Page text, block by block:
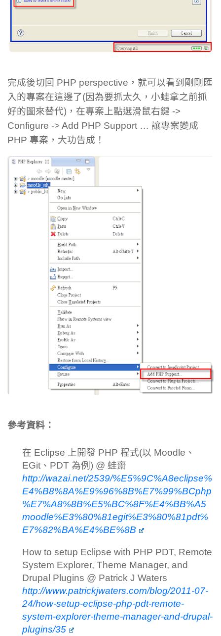
完成後切回 PHP perspective，就可以看到剛剛匯
入的專案在這邊了(因為要抓太久，小蛙拿之前抓
好的圖來替代)，在專案上點選滑鼠右鍵 ->
Configure -> Add PHP Support … 讓專案變成
PHP 專案，大功告成！
參考資料：
在 Eclipse 上開發 PHP 程式(以 Moodle、
EGit、PDT 為例) @ 蛙齋
http://wazai.net/2539/%E5%9C%A8eclipse%
E4%B8%8A%E9%96%8B%E7%99%BCphp
%E7%A8%8B%E5%BC%8F%E4%BB%A5
moodle%E3%80%81egit%E3%80%81pdt%
E7%82%BA%E4%BE%8B
How to setup Eclipse with PHP PDT, Remote
System Explorer, Theme Manager, and
Drupal Plugins @ Patrick J Waters
http://www.patrickjwaters.com/blog/2011-07-
24/how-setup-eclipse-php-pdt-remote-
system-explorer-theme-manager-and-drupal-
plugins/35